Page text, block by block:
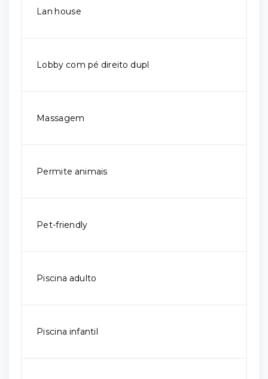
Lan house
Lobby com pé direito dupl
Massagem
Permite animais
Pet-friendly
Piscina adulto
Piscina infantil